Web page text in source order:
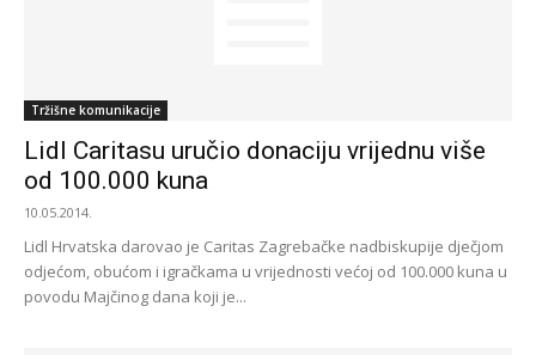
Tržišne komunikacije
Lidl Caritasu uručio donaciju vrijednu više
od 100.000 kuna
10.05.2014.
Lidl Hrvatska darovao je Caritas Zagrebačke nadbiskupije dječjom
odjećom, obućom i igračkama u vrijednosti većoj od 100.000 kuna u
povodu Majčinog dana koji je...